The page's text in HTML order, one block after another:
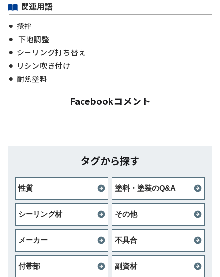
関連用語
攪拌
下地調整
シーリング打ち替え
リシン吹き付け
耐熱塗料
Facebookコメント
タグから探す
性質 塗料・塗装のQ&A
シーリング材 その他
メーカー 不具合
付帯部 副資材